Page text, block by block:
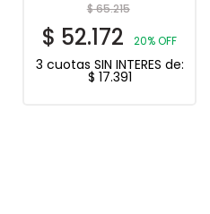
$65.215
$ 52.172 20% OFF
3 cuotas SIN INTERES de:
$ 17.391